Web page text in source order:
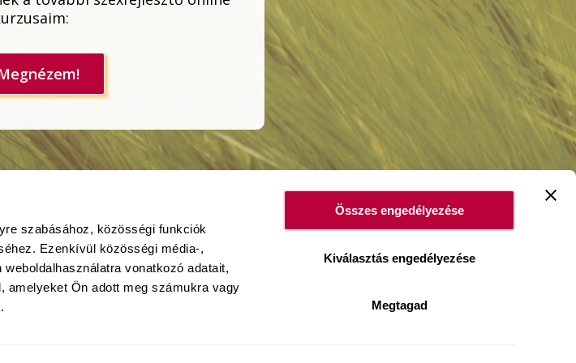
szabásához, közösségi funkciók
Ezenkívül közösségi média-,
vonatkozó adatait,
amelyeket Ön adott meg számukra vagy
Összes engedélyezése
Kiválasztás engedélyezése
Megtagad